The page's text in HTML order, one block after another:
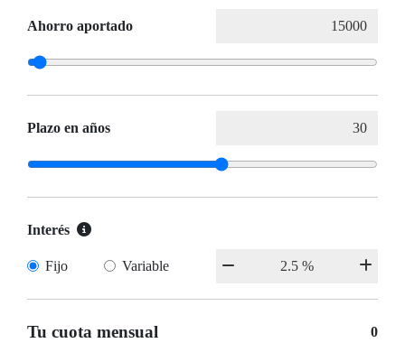
Ahorro aportado
Plazo en años
Interés
Fijo Variable
Tu cuota mensual 0